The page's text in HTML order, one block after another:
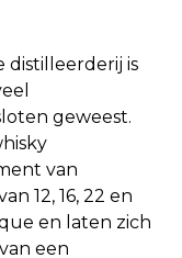
distilleerderij is
geweest.
van
12, 16, 22 en
en laten zich
een